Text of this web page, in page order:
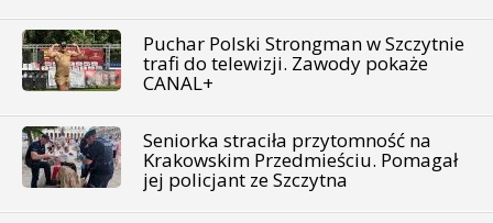
Puchar Polski Strongman w Szczytnie
trafi do telewizji. Zawody pokaże
CANAL+
Seniorka straciła przytomność na
Krakowskim Przedmieściu. Pomagał
jej policjant ze Szczytna